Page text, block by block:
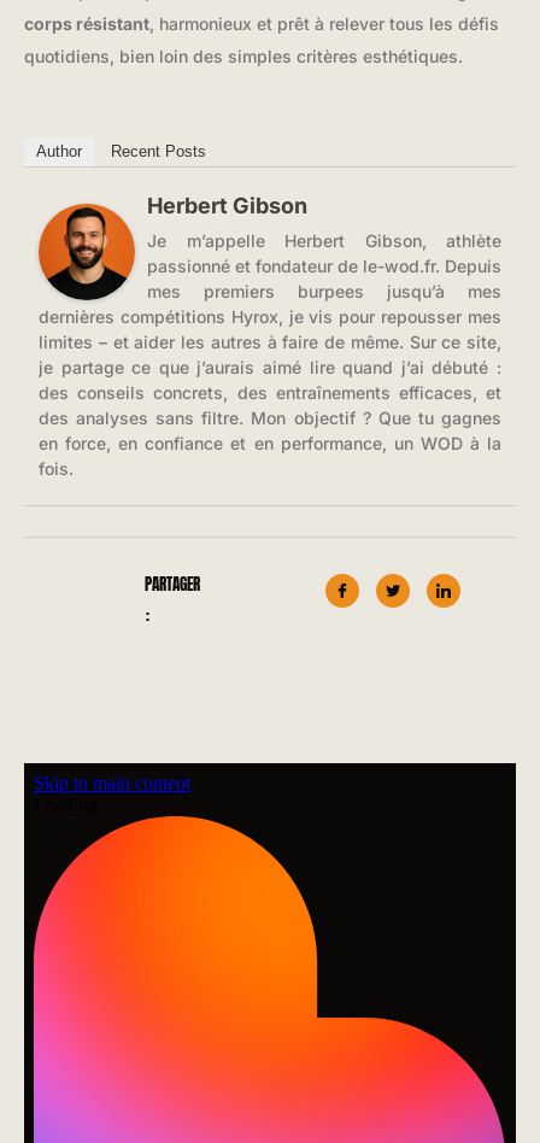
corps résistant , harmonieux et prêt à relever tous les défis
quotidiens, bien loin des simples critères esthétiques.
Author Recent Posts
Herbert Gibson
Je m’appelle Herbert Gibson, athlète
passionné et fondateur de le-wod.fr. Depuis
mes premiers burpees jusqu’à mes
dernières compétitions Hyrox, je vis pour repousser mes
limites – et aider les autres à faire de même. Sur ce site,
je partage ce que j’aurais aimé lire quand j’ai débuté :
des conseils concrets, des entraînements efficaces, et
des analyses sans filtre. Mon objectif ? Que tu gagnes
en force, en confiance et en performance, un WOD à la
fois.
PARTAGER
: